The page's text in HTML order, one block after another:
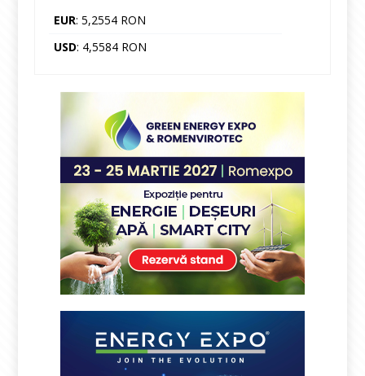
EUR: 5,2554 RON
USD: 4,5584 RON